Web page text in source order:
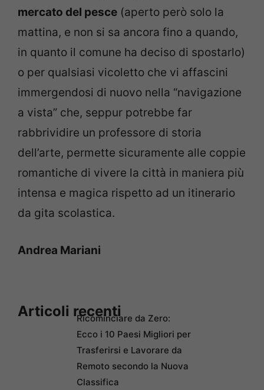
mercato del pesce (aperto però solo la
mattina, e non si sa ancora fino a quando,
in quanto il comune ha deciso di spostarlo)
o per qualsiasi vicoletto che vi affascini
immergendosi di nuovo nella “navigazione
a vista” che, seppur potrebbe far
rabbrividire un professore di storia
dell’arte, permette sicuramente alle coppie
romantiche di vivere la città in maniera più
intensa e magica rispetto ad un itinerario
da gita scolastica.
Andrea Mariani
Articoli recentiRicominciare da Zero:
Ecco i 10 Paesi Migliori per
Trasferirsi e Lavorare da
Remoto secondo la Nuova
Classifica